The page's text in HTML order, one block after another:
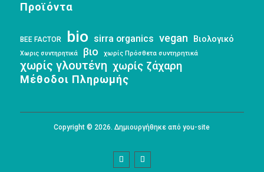
Προϊόντα
BEE FACTOR bio sirra organics vegan Βιολογικό
Χωρις συντηρητικά βιο χωρίς Πρόσθετα συντηρητικά
χωρίς γλουτένη χωρίς ζάχαρη
Μέθοδοι Πληρωμής
Copyright © 2026. Δημιουργήθηκε από you-site